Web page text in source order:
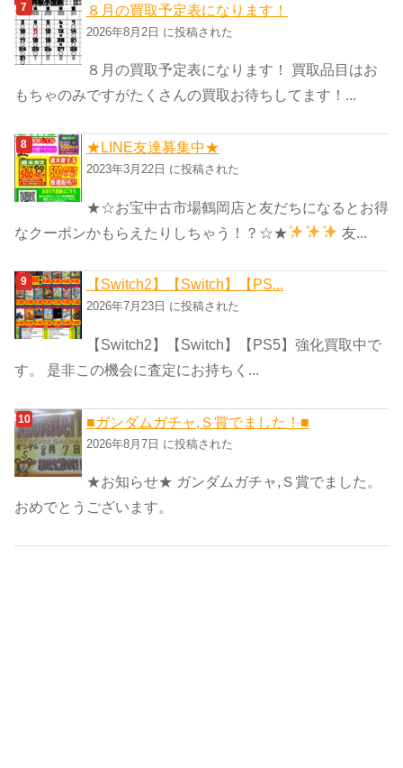
８月の買取予定表になります！
2026年8月2日 に投稿された
８月の買取予定表になります！ 買取品目はお
もちゃのみですがたくさんの買取お待ちしてます！...
★LINE友達募集中★
2023年3月22日 に投稿された
★☆お宝中古市場鶴岡店と友だちになるとお得
なクーポンかもらえたりしちゃう！？☆★
友...
【Switch2】【Switch】【PS...
2026年7月23日 に投稿された
【Switch2】【Switch】【PS5】強化買取中で
す。 是非この機会に査定にお持ちく...
■ガンダムガチャ,Ｓ賞でました！■
2026年8月7日 に投稿された
★お知らせ★ ガンダムガチャ,Ｓ賞でました。
おめでとうございます。